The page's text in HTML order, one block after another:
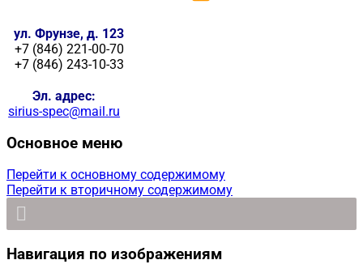
ул. Фрунзе, д. 123
+7 (846) 221-00-70
+7 (846) 243-10-33
Эл. адрес:
sirius-spec@mail.ru
Основное меню
Перейти к основному содержимому
Перейти к вторичному содержимому
Навигация по изображениям